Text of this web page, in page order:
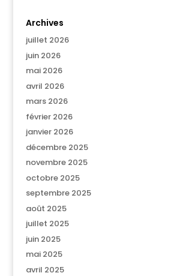
Archives
juillet 2026
juin 2026
mai 2026
avril 2026
mars 2026
février 2026
janvier 2026
décembre 2025
novembre 2025
octobre 2025
septembre 2025
août 2025
juillet 2025
juin 2025
mai 2025
avril 2025